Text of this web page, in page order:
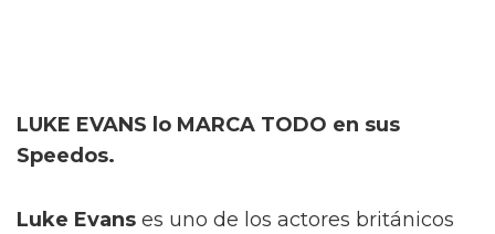
LUKE EVANS lo MARCA TODO en sus
Speedos.
Luke Evans es uno de los actores británicos